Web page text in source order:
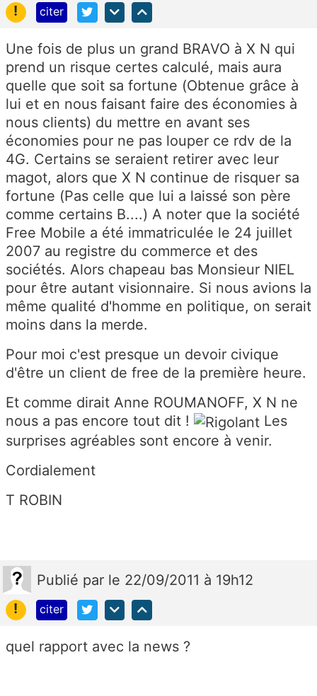
! citer
Une fois de plus un grand BRAVO à X N qui
prend un risque certes calculé, mais aura
quelle que soit sa fortune (Obtenue grâce à
lui et en nous faisant faire des économies à
nous clients) du mettre en avant ses
économies pour ne pas louper ce rdv de la
4G. Certains se seraient retirer avec leur
magot, alors que X N continue de risquer sa
fortune (Pas celle que lui a laissé son père
comme certains B....) A noter que la société
Free Mobile a été immatriculée le 24 juillet
2007 au registre du commerce et des
sociétés. Alors chapeau bas Monsieur NIEL
pour être autant visionnaire. Si nous avions la
même qualité d'homme en politique, on serait
moins dans la merde.
Pour moi c'est presque un devoir civique
d'être un client de free de la première heure.
Et comme dirait Anne ROUMANOFF, X N ne
nous a pas encore tout dit !
Les
surprises agréables sont encore à venir.
Cordialement
T ROBIN
Publié par le 22/09/2011 à 19h12
!
citer
quel rapport avec la news ?